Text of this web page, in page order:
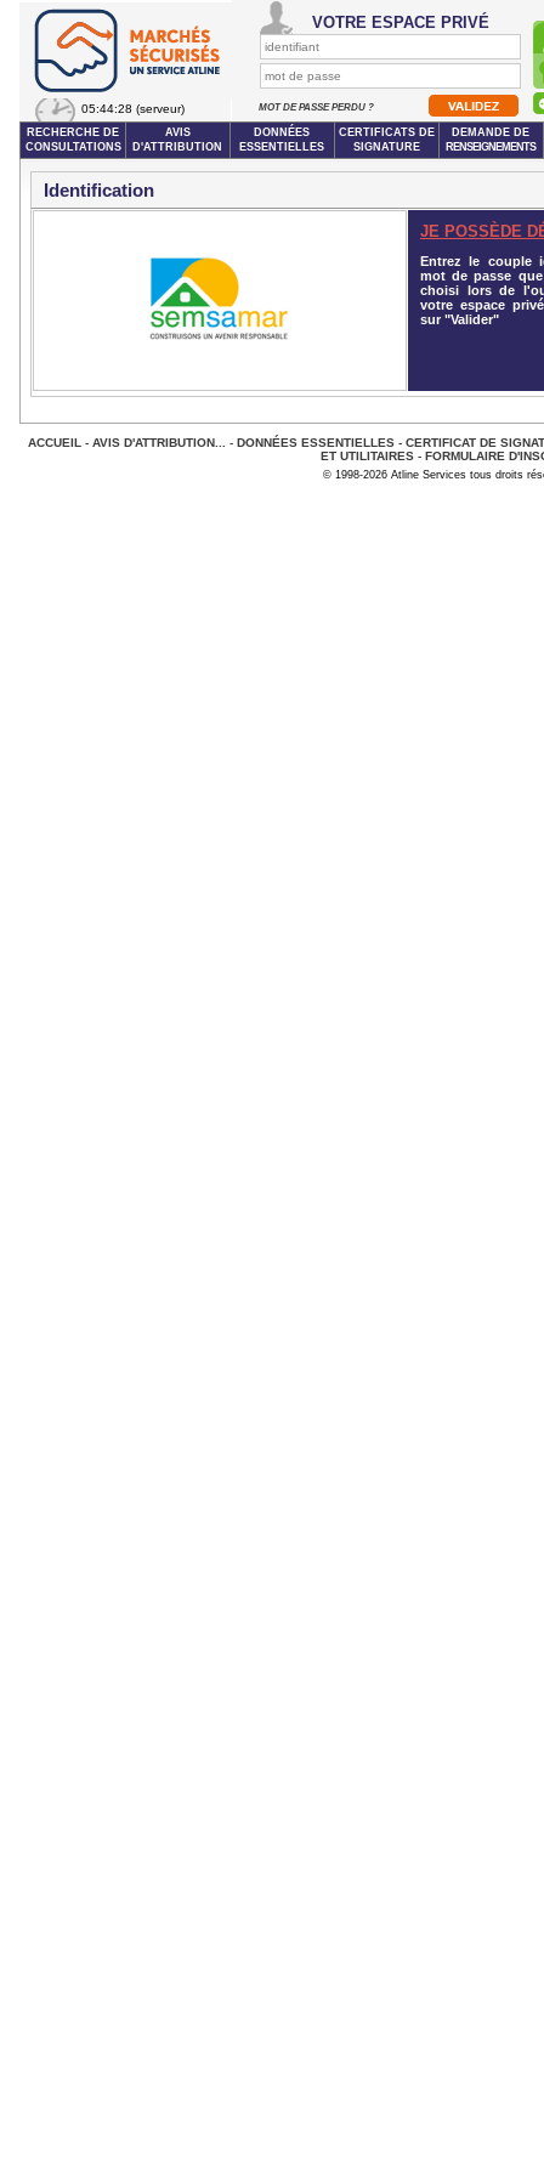
05:44:28 (serveur)
VOTRE ESPACE PRIVÉ
MOT DE PASSE PERDU ?
RECHERCHE DE
CONSULTATIONS
AVIS
D'ATTRIBUTION
DONNÉES
ESSENTIELLES
CERTIFICATS DE
SIGNATURE
DEMANDE DE
RENSEIGNEMENTS
Identification
JE POSSÈDE
Entrez le couple
mot de passe
choisi lors de
votre espace
sur "Valider"
ACCUEIL - AVIS D'ATTRIBUTION... - DONNÉES ESSENTIELLES- CERTIFICAT DE
ET UTILITAIRES - FORMULAIRE
© 1998-2026 Atline Services tous droits